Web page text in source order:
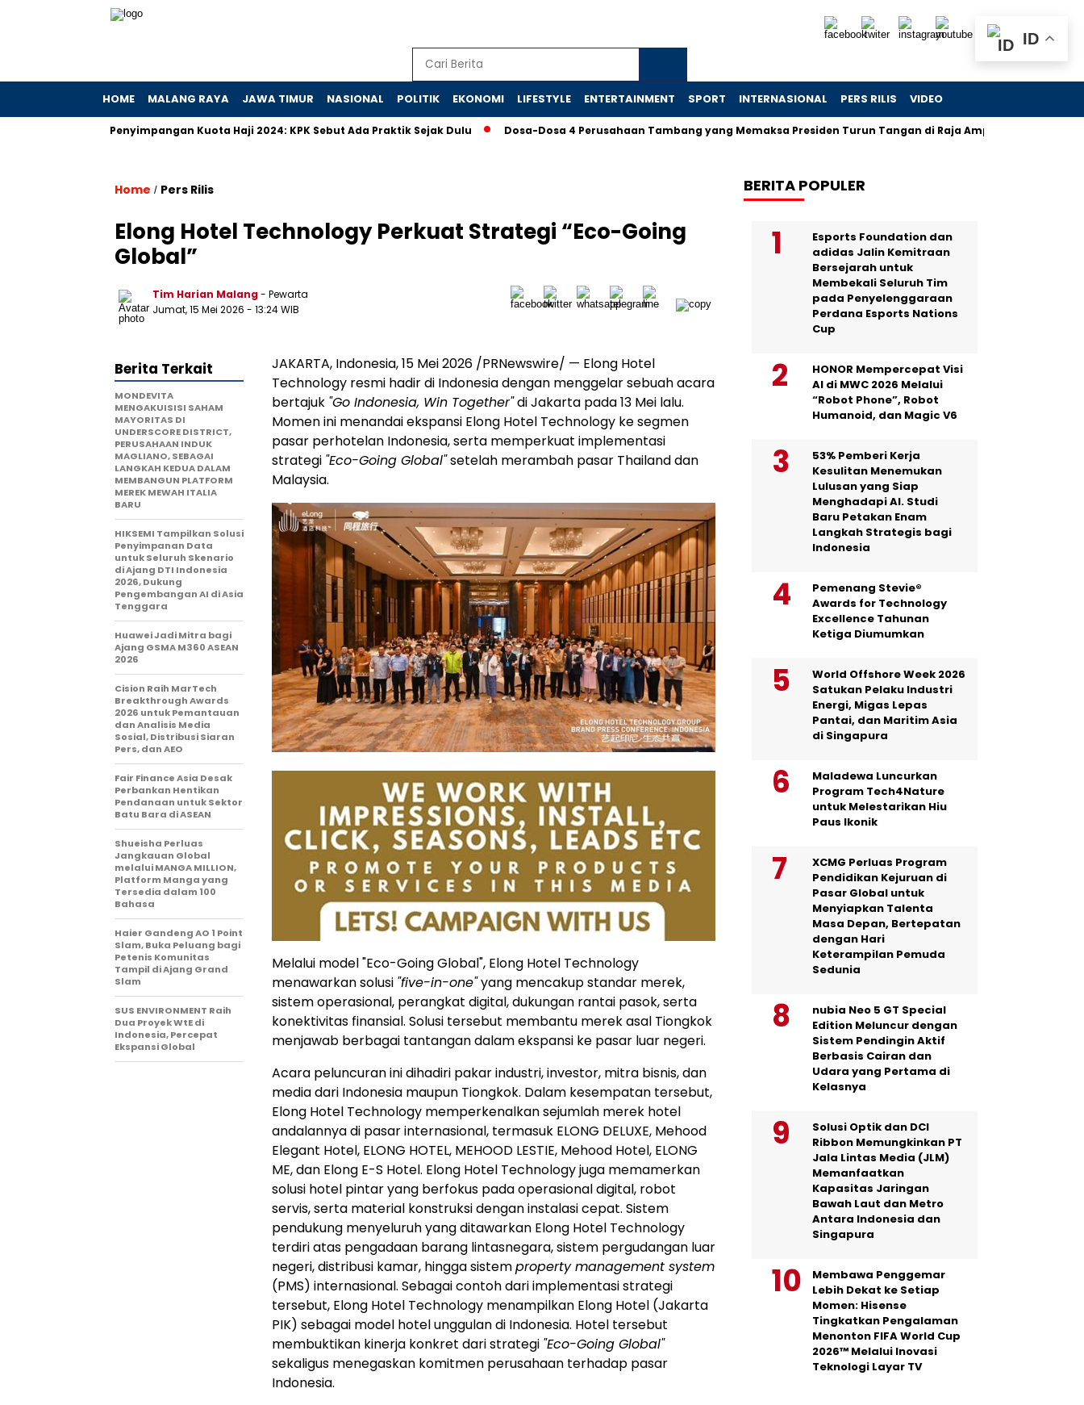
HOME MALANG RAYA JAWA TIMUR NASIONAL POLITIK EKONOMI LIFESTYLE ENTERTAINMENT SPORT INTERNASIONAL PERS RILIS VIDEO
Penyimpangan Kuota Haji 2024: KPK Sebut Ada Praktik Sejak Dulu Dosa-Dosa 4 Perusahaan Tambang yang Memaksa Presiden Turun Tangan di Raja Ampat
Home / Pers Rilis
Elong Hotel Technology Perkuat Strategi “Eco-Going
Global”
Tim Harian Malang- Pewarta
Jumat, 15 Mei 2026 - 13:24 WIB
JAKARTA, Indonesia, 15 Mei 2026 /PRNewswire/ — Elong Hotel
Technology resmi hadir di Indonesia dengan menggelar sebuah acara
bertajuk "Go Indonesia, Win Together"di Jakarta pada 13 Mei lalu.
Momen ini menandai ekspansi Elong Hotel Technology ke segmen
pasar perhotelan Indonesia, serta memperkuat implementasi
strategi "Eco-Going Global"setelah merambah pasar Thailand dan
Malaysia.
Melalui model "Eco-Going Global", Elong Hotel Technology
menawarkan solusi "five-in-one"yang mencakup standar merek,
sistem operasional, perangkat digital, dukungan rantai pasok, serta
konektivitas finansial. Solusi tersebut membantu merek asal Tiongkok
menjawab berbagai tantangan dalam ekspansi ke pasar luar negeri.
Acara peluncuran ini dihadiri pakar industri, investor, mitra bisnis, dan
media dari Indonesia maupun Tiongkok. Dalam kesempatan tersebut,
Elong Hotel Technology memperkenalkan sejumlah merek hotel
andalannya di pasar internasional, termasuk ELONG DELUXE, Mehood
Elegant Hotel, ELONG HOTEL, MEHOOD LESTIE, Mehood Hotel, ELONG
ME, dan Elong E-S Hotel. Elong Hotel Technology juga memamerkan
solusi hotel pintar yang berfokus pada operasional digital, robot
servis, serta material konstruksi dengan instalasi cepat. Sistem
pendukung menyeluruh yang ditawarkan Elong Hotel Technology
terdiri atas pengadaan barang lintasnegara, sistem pergudangan luar
negeri, distribusi kamar, hingga sistemproperty management system
(PMS) internasional. Sebagai contoh dari implementasi strategi
tersebut, Elong Hotel Technology menampilkan Elong Hotel (Jakarta
PIK) sebagai model hotel unggulan di Indonesia. Hotel tersebut
membuktikan kinerja konkret dari strategi "Eco-Going Global"
sekaligus menegaskan komitmen perusahaan terhadap pasar
Indonesia.
Berita Terkait
MONDEVITA
MENGAKUISISI SAHAM
MAYORITAS DI
UNDERSCORE DISTRICT,
PERUSAHAAN INDUK
MAGLIANO, SEBAGAI
LANGKAH KEDUA DALAM
MEMBANGUN PLATFORM
MEREK MEWAH ITALIA
BARU
HIKSEMI Tampilkan Solusi
Penyimpanan Data
untuk Seluruh Skenario
di Ajang DTI Indonesia
2026, Dukung
Pengembangan AI di Asia
Tenggara
Huawei Jadi Mitra bagi
Ajang GSMA M360 ASEAN
2026
Cision Raih MarTech
Breakthrough Awards
2026 untuk Pemantauan
dan Analisis Media
Sosial, Distribusi Siaran
Pers, dan AEO
Fair Finance Asia Desak
Perbankan Hentikan
Pendanaan untuk Sektor
Batu Bara di ASEAN
Shueisha Perluas
Jangkauan Global
melalui MANGA MILLION,
Platform Manga yang
Tersedia dalam 100
Bahasa
Haier Gandeng AO 1 Point
Slam, Buka Peluang bagi
Petenis Komunitas
Tampil di Ajang Grand
Slam
SUS ENVIRONMENT Raih
Dua Proyek WtE di
Indonesia, Percepat
Ekspansi Global
BERITA POPULER
Esports Foundation dan
adidas Jalin Kemitraan
Bersejarah untuk
Membekali Seluruh Tim
pada Penyelenggaraan
Perdana Esports Nations
Cup
HONOR Mempercepat Visi
AI di MWC 2026 Melalui
“Robot Phone”, Robot
Humanoid, dan Magic V6
53% Pemberi Kerja
Kesulitan Menemukan
Lulusan yang Siap
Menghadapi AI. Studi
Baru Petakan Enam
Langkah Strategis bagi
Indonesia
Pemenang Stevie®
Awards for Technology
Excellence Tahunan
Ketiga Diumumkan
World Offshore Week 2026
Satukan Pelaku Industri
Energi, Migas Lepas
Pantai, dan Maritim Asia
di Singapura
Maladewa Luncurkan
Program Tech4Nature
untuk Melestarikan Hiu
Paus Ikonik
XCMG Perluas Program
Pendidikan Kejuruan di
Pasar Global untuk
Menyiapkan Talenta
Masa Depan, Bertepatan
dengan Hari
Keterampilan Pemuda
Sedunia
nubia Neo 5 GT Special
Edition Meluncur dengan
Sistem Pendingin Aktif
Berbasis Cairan dan
Udara yang Pertama di
Kelasnya
Solusi Optik dan DCI
Ribbon Memungkinkan PT
Jala Lintas Media (JLM)
Memanfaatkan
Kapasitas Jaringan
Bawah Laut dan Metro
Antara Indonesia dan
Singapura
Membawa Penggemar
Lebih Dekat ke Setiap
Momen: Hisense
Tingkatkan Pengalaman
Menonton FIFA World Cup
2026™ Melalui Inovasi
Teknologi Layar TV
ID